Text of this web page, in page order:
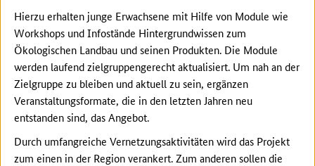
Hierzu erhalten junge Erwachsene mit Hilfe von Module wie
Workshops und Infostände Hintergrundwissen zum
Ökologischen Landbau und seinen Produkten. Die Module
werden laufend zielgruppengerecht aktualisiert. Um nah an der
Zielgruppe zu bleiben und aktuell zu sein, ergänzen
Veranstaltungsformate, die in den letzten Jahren neu
entstanden sind, das Angebot.
Durch umfangreiche Vernetzungsaktivitäten wird das Projekt
zum einen in der Region verankert. Zum anderen sollen die